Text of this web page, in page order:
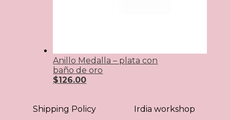
Anillo Medalla – plata con
baño de oro
$126.00
Shipping Policy
Irdia workshop